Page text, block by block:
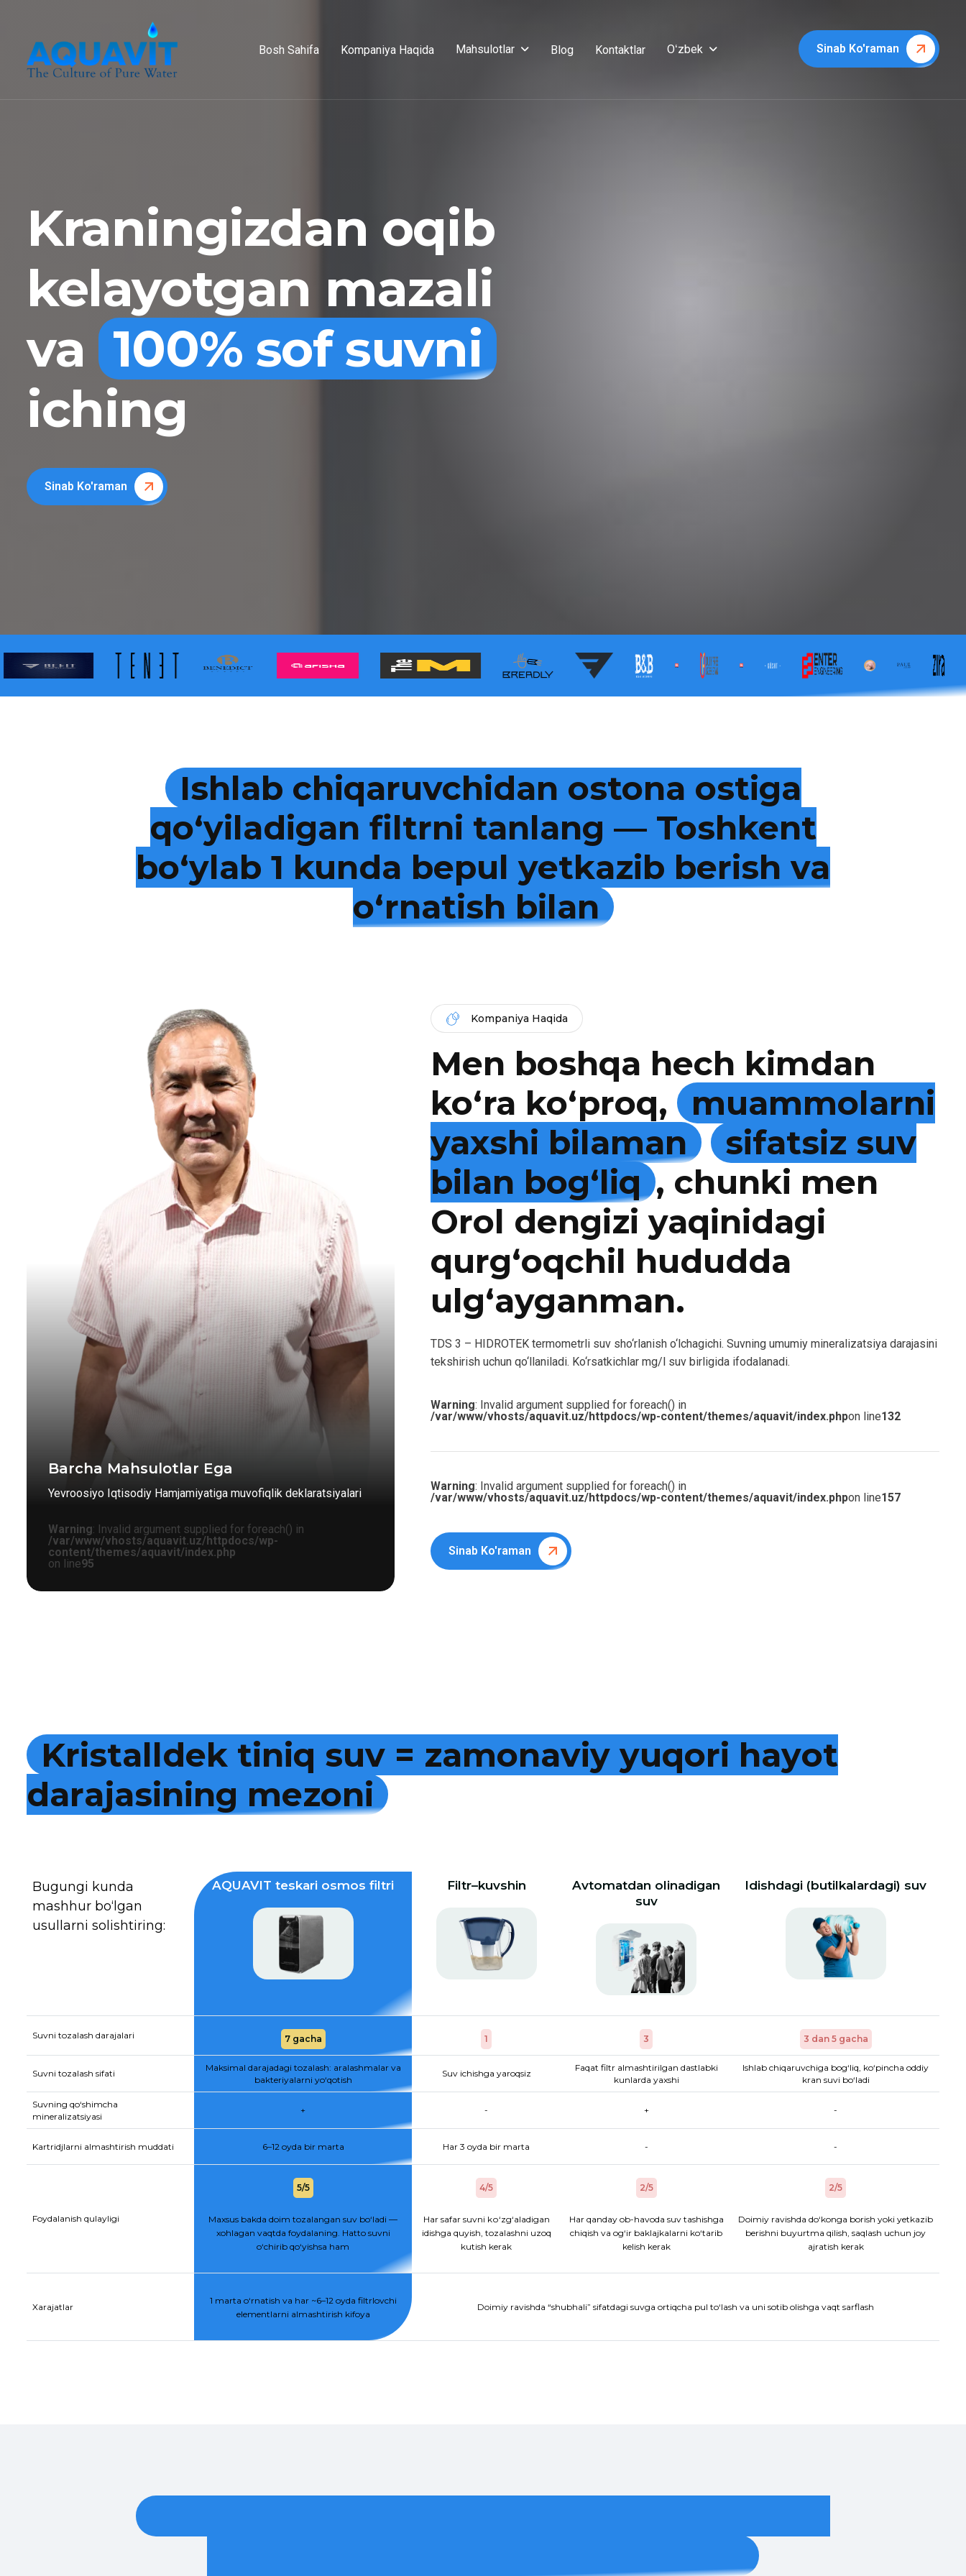
Bosh Sahifa Kompaniya Haqida Mahsulotlar Blog Kontaktlar Oʻzbek Sinab Ko'raman
Kraningizdan oqib
kelayotgan mazali
va 100% sof suvni
iching
Sinab Ko'raman
Ishlab chiqaruvchidan ostona ostiga
qo‘yiladigan filtrni tanlang — Toshkent
bo‘ylab 1 kunda bepul yetkazib berish va
o‘rnatish bilan
Barcha Mahsulotlar Ega
Yevroosiyo Iqtisodiy Hamjamiyatiga muvofiqlik deklaratsiyalari
Warning: Invalid argument supplied for foreach() in
/var/www/vhosts/aquavit.uz/httpdocs/wp-
content/themes/aquavit/index.php
on line95
Kompaniya Haqida
Men boshqa hech kimdan
ko‘ra ko‘proq,
muammolarni
yaxshi bilaman
sifatsiz suv
bilan bog‘liq , chunki men
Orol dengizi yaqinidagi
qurg‘oqchil hududda
ulg‘ayganman.
TDS 3 – HIDROTEK termometrli suv sho‘rlanish o‘lchagichi. Suvning umumiy mineralizatsiya darajasini
tekshirish uchun qo‘llaniladi. Ko‘rsatkichlar mg/l suv birligida ifodalanadi.
Warning: Invalid argument supplied for foreach() in
/var/www/vhosts/aquavit.uz/httpdocs/wp-content/themes/aquavit/index.phpon line132
Warning: Invalid argument supplied for foreach() in
/var/www/vhosts/aquavit.uz/httpdocs/wp-content/themes/aquavit/index.phpon line157
Sinab Ko'raman
Kristalldek tiniq suv = zamonaviy yuqori hayot
darajasining mezoni
Bugungi kunda
mashhur bo‘lgan
usullarni solishtiring:
AQUAVIT teskari osmos filtri Filtr–kuvshin
Avtomatdan olinadigan
suv
Idishdagi (butilkalardagi) suv
Suvni tozalash darajalari 7 gacha 1 3 3 dan 5 gacha
Suvni tozalash sifati
Maksimal darajadagi tozalash: aralashmalar va
bakteriyalarni yo‘qotish
Suv ichishga yaroqsiz
Faqat filtr almashtirilgan dastlabki
kunlarda yaxshi
Ishlab chiqaruvchiga bog‘liq, ko‘pincha oddiy
kran suvi bo‘ladi
Suvning qo‘shimcha
mineralizatsiyasi
+ - + -
Kartridjlarni almashtirish muddati 6–12 oyda bir marta Har 3 oyda bir marta - -
Foydalanish qulayligi
5/5
Maxsus bakda doim tozalangan suv bo‘ladi —
xohlagan vaqtda foydalaning. Hatto suvni
o‘chirib qo‘yishsa ham
4/5
Har safar suvni kо‘zg‘aladigan
idishga quyish, tozalashni uzoq
kutish kerak
2/5
Har qanday ob-havoda suv tashishga
chiqish va og‘ir baklajkalarni ko‘tarib
kelish kerak
2/5
Doimiy ravishda do‘konga borish yoki yetkazib
berishni buyurtma qilish, saqlash uchun joy
ajratish kerak
Xarajatlar
1 marta o‘rnatish va har ~6–12 oyda filtrlovchi
elementlarni almashtirish kifoya
Doimiy ravishda “shubhali” sifatdagi suvga ortiqcha pul to‘lash va uni sotib olishga vaqt sarflash